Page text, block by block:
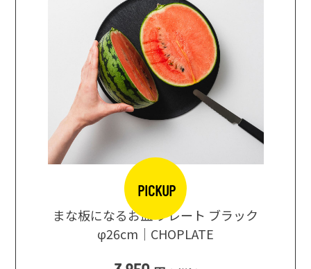
PICKUP
まな板になるお皿 プレート ブラック
φ26cm｜CHOPLATE